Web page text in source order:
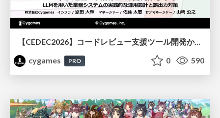
【CEDEC2026】コードレビュー支援ツール開発から学ぶ：LLMを用いた業務システムの実践的な運用設計と誤出力対策
cygames
PRO 0 590